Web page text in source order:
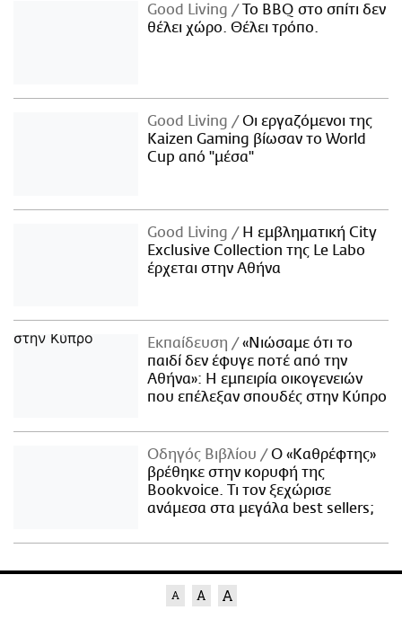
Good Living
Το BBQ στο σπίτι δεν
θέλει χώρο. Θέλει τρόπο.
Good Living
Οι εργαζόμενοι της
Kaizen Gaming βίωσαν το World
Cup από "μέσα"
Good Living
Η εμβληματική City
Exclusive Collection της Le Labo
έρχεται στην Αθήνα
Εκπαίδευση
«Νιώσαμε ότι το
παιδί δεν έφυγε ποτέ από την
Αθήνα»: Η εμπειρία οικογενειών
που επέλεξαν σπουδές στην Κύπρο
Οδηγός Βιβλίου
Ο «Καθρέφτης»
βρέθηκε στην κορυφή της
Bookvoice. Τι τον ξεχώρισε
ανάμεσα στα μεγάλα best sellers;